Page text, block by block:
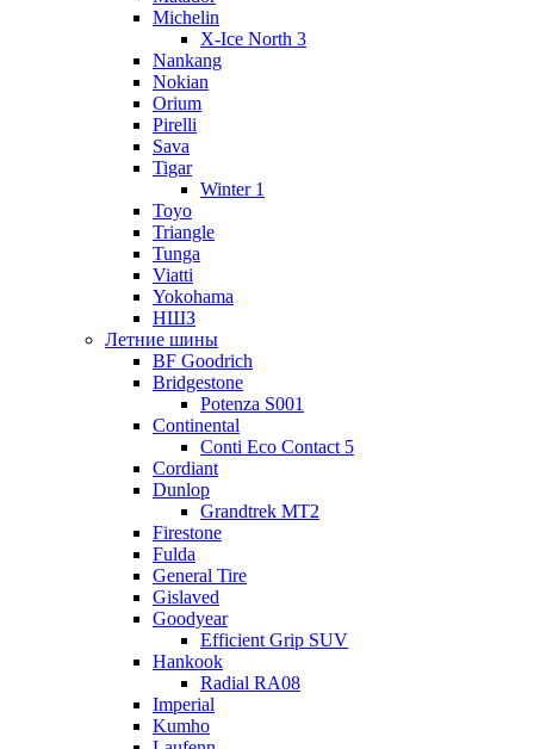
Michelin
X-Ice North 3
Nankang
Nokian
Orium
Pirelli
Sava
Tigar
Winter 1
Toyo
Triangle
Tunga
Viatti
Yokohama
НШЗ
Летние шины
BF Goodrich
Bridgestone
Potenza S001
Continental
Conti Eco Contact 5
Cordiant
Dunlop
Grandtrek MT2
Firestone
Fulda
General Tire
Gislaved
Goodyear
Efficient Grip SUV
Hankook
Radial RA08
Imperial
Kumho